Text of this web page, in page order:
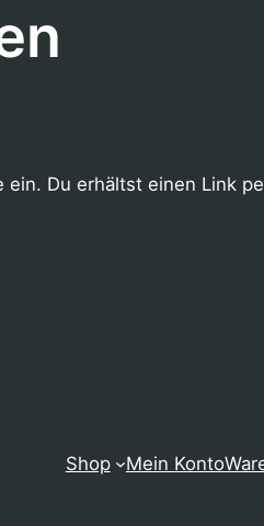
Du erhältst einen Link
Shop Mein Konto